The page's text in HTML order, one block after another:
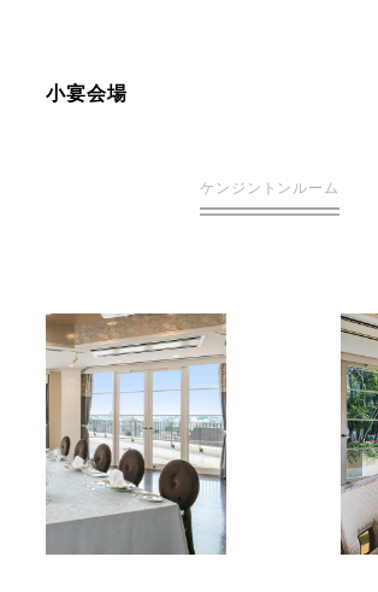
小宴会場
ケンジントンルーム